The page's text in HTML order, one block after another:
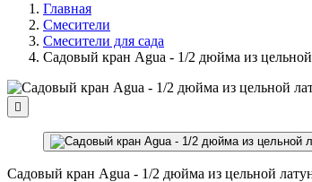
Главная
Смесители
Смесители для сада
Садовый кран Agua - 1/2 дюйма из

Садовый кран Agua - 1/2 дюйма из цельной